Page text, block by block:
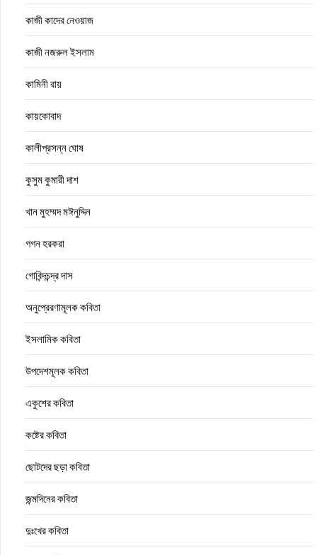
কাজী কাদের নেওয়াজ
কাজী নজরুল ইসলাম
কামিনী রায়
কায়কোবাদ
কালীপ্রসন্ন ঘোষ
কুসুম কুমারী দাশ
খান মুহম্মদ মঈনুদ্দিন
গগন হরকরা
গোবিন্দচন্দ্র দাস
অনুপ্রেরণামূলক কবিতা
ইসলামিক কবিতা
উপদেশমূলক কবিতা
একুশের কবিতা
কষ্টের কবিতা
ছোটদের ছড়া কবিতা
জন্মদিনের কবিতা
দুঃখের কবিতা